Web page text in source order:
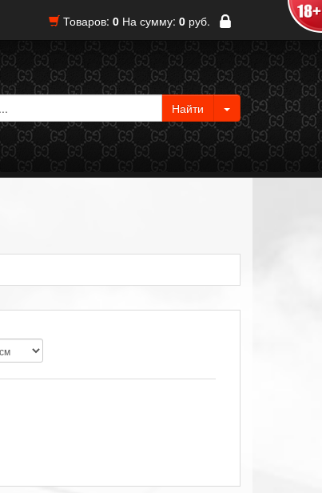
Товаров: 0 На сумму: 0 руб.